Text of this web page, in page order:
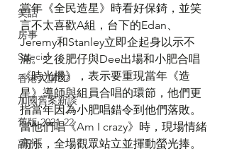
笑話
房事
Special
香港人講ED
加國舊案新談
舊版 2021-22
副刊
當年《全民造星》時看好保錡，並笑
言不太喜歡A組，台下的Edan、
Jeremy和Stanley立即企起身以示不
滿。之後肥仔與Dee出場和小肥合唱
《時光機》，表示要重現當年《造
星》導師與組員合唱的環節，他們更
指當年因為小肥唱錯令到他們落敗。
當他們唱《Am I crazy》時，現場情緒
高漲，全場觀眾站立並揮動螢光捧。